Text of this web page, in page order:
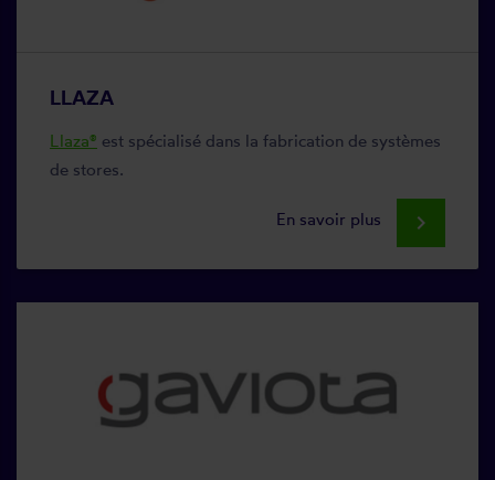
LLAZA
Llaza® est spécialisé dans la fabrication de systèmes
de stores.
En savoir plus keyboard_arrow_right